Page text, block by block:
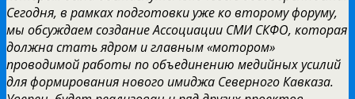
Сегодня, в рамках подготовки уже ко второму форуму,
мы обсуждаем создание Ассоциации СМИ СКФО, которая
должна стать ядром и главным «мотором»
проводимой работы по объединению медийных усилий
для формирования нового имиджа Северного Кавказа.